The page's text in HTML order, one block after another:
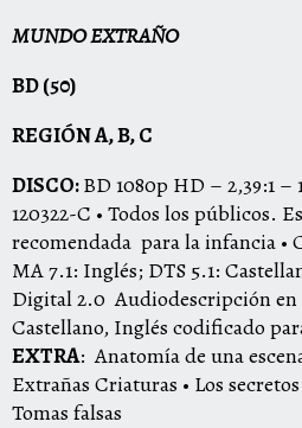
MUNDO EXTRAÑO
BD (50)
REGIÓN A, B, C
DISCO:BD 1080p HD – 2,39:1
120322-C • Todos los públicos.
recomendada para la infancia •
MA 7.1: Inglés; DTS 5.1:
Digital 2.0 Audiodescripción en
Castellano, Inglés codificado
EXTRA: Anatomía de una
Extrañas Criaturas • Los
Tomas falsas